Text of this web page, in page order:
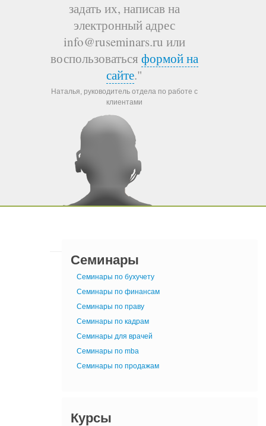
задать их, написав на
электронный адрес
info@ruseminars.ru или
воспользоваться формой на
сайте."
Наталья, руководитель отдела по работе с
клиентами
Семинары
Семинары по бухучету
Семинары по финансам
Семинары по праву
Семинары по кадрам
Семинары для врачей
Семинары по mba
Семинары по продажам
Курсы